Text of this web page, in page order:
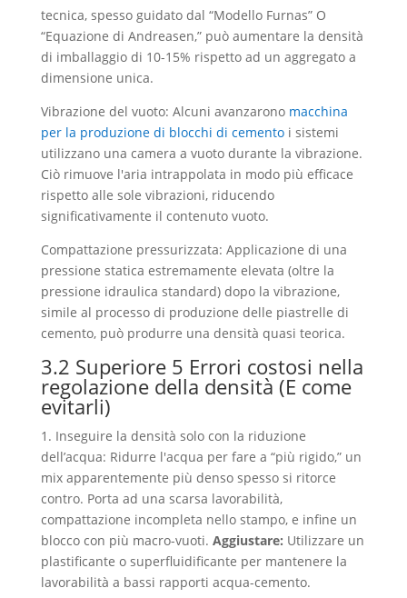
tecnica, spesso guidato dal “Modello Furnas” O
“Equazione di Andreasen,” può aumentare la densità
di imballaggio di 10-15% rispetto ad un aggregato a
dimensione unica.
Vibrazione del vuoto: Alcuni avanzarono macchina
per la produzione di blocchi di cemento i sistemi
utilizzano una camera a vuoto durante la vibrazione.
Ciò rimuove l'aria intrappolata in modo più efficace
rispetto alle sole vibrazioni, riducendo
significativamente il contenuto vuoto.
Compattazione pressurizzata: Applicazione di una
pressione statica estremamente elevata (oltre la
pressione idraulica standard) dopo la vibrazione,
simile al processo di produzione delle piastrelle di
cemento, può produrre una densità quasi teorica.
3.2 Superiore 5 Errori costosi nella
regolazione della densità (E come
evitarli)
1. Inseguire la densità solo con la riduzione
dell’acqua: Ridurre l'acqua per fare a “più rigido,” un
mix apparentemente più denso spesso si ritorce
contro. Porta ad una scarsa lavorabilità,
compattazione incompleta nello stampo, e infine un
blocco con più macro-vuoti. Aggiustare: Utilizzare un
plastificante o superfluidificante per mantenere la
lavorabilità a bassi rapporti acqua-cemento.